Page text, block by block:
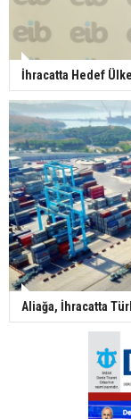
İhracatta Hedef Ülke
Aliağa, İhracatta